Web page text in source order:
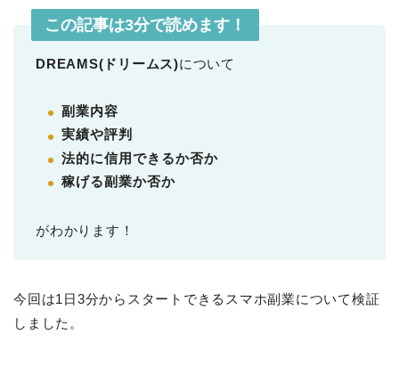
この記事は3分で読めます！
DREAMS(ドリームス)について
副業内容
実績や評判
法的に信用できるか否か
稼げる副業か否か
がわかります！
今回は1日3分からスタートできるスマホ副業について検証
しました。